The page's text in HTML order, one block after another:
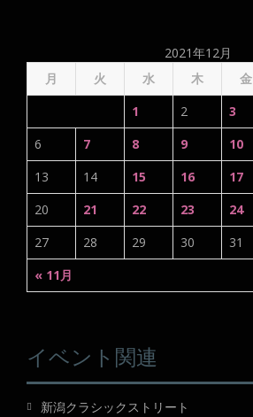
2021年12月
月
火 水 木 金
« 11月
1 2 3
6
7 8 9 10
13
14 15 16 17
20
21 22 23 24
27
28 29 30 31
イベント関連
新潟クラシックストリート